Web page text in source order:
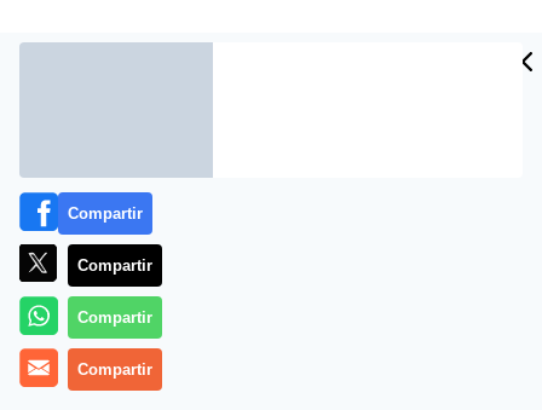
Más información
Compartir
Compartir
Compartir
Compartir